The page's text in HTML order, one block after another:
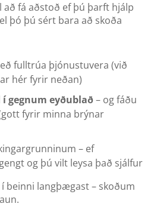
fá aðstoð ef þú þarft hjálp
þó þú sért bara að skoða
fulltrúa þjónustuvera (við
hér fyrir neðan)
gegnum eyðublað– og fáðu
fyrir minna brýnar
– ef
og þú vilt leysa það sjálfur
beinni langþægast – skoðum